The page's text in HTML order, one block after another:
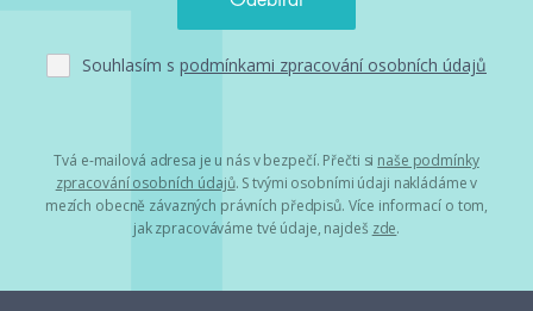
Souhlasím s podmínkami zpracování osobních údajů
Tvá e-mailová adresa je u nás v bezpečí. Přečti si naše podmínky
zpracování osobních údajů. S tvými osobními údaji nakládáme v
mezích obecně závazných právních předpisů. Více informací o tom,
jak zpracováváme tvé údaje, najdeš zde.